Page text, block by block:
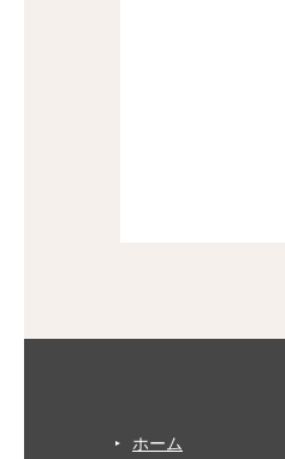
ホーム